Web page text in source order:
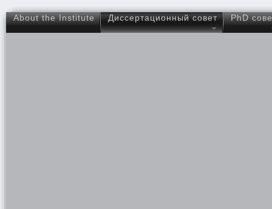
About the Institute Диссертационный совет PhD